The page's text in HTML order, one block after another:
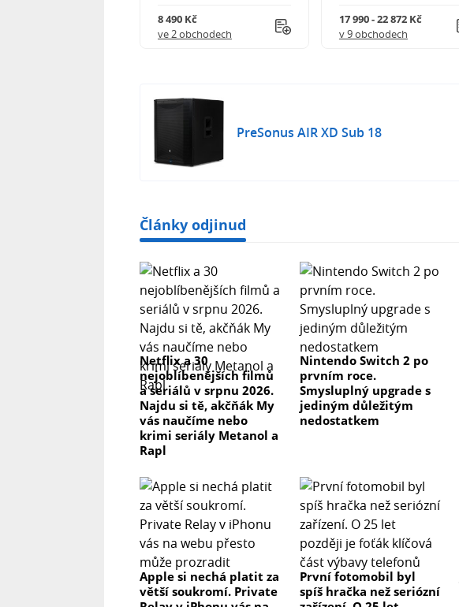
8 490 Kč
ve 2 obchodech
17 990 - 22 872 Kč
v 9 obchodech
PreSonus AIR XD Sub 18
Články odjinud
Netflix a 30
nejoblíbenějších filmů
a seriálů v srpnu 2026.
Najdu si tě, akčňák My
vás naučíme nebo
krimi seriály Metanol a
Rapl
Nintendo Switch 2 po
prvním roce.
Smysluplný upgrade s
jediným důležitým
nedostatkem
Apple si nechá platit za
větší soukromí. Private
První fotomobil byl
spíš hračka než seriózní